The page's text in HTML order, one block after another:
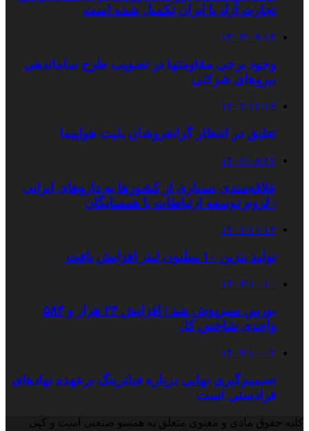
تجارت آزاد با ایران تکمیل شده است
۱۴۰۳/۰۹/۱۴
وجود برخی مقاومتها در تصویب طرح ساماندهی
نیروهای شرکتی
۱۴۰۲/۱۲/۱۹
تعلیق در انتظار گرانفروشان بلیت هواپیما
۱۴۰۳/۰۸/۲۲
علاقه‌مندی بسیاری از کشورها به داروهای ایرانی
/ لزوم توسعه ارتباطات با همسایگان
۱۴۰۲/۱۱/۱۳
تولید بنزین ۱۰ میلیون لیتر افزایش یافت
۱۴۰۳/۱۰/۱۰
بورس سبزپوش شد | افزایش ۲۴ هزار و ۵۸۳
واحدی شاخص کل
۱۴۰۳/۱۰/۰۲
تصمیم‌گیری نهایی درباره فیلترینگ برعهده نهادهای
فرادستی است
کلیه حقوق مادی و معنوی متعلق به همسو صنعتی است و کپی